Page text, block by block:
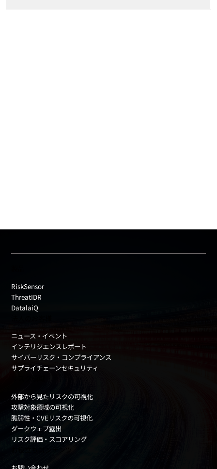
RiskSensor
ThreatIDR
DatalaiQ
外部から見たリスクの可視化
攻撃対象領域の可視化
脆弱性・CVEリスクの可視化
ダークウェブ露出
リスク評価・スコアリング
ニュース・イベント
インテリジエンスレポート
サイバーリスク・コンプライアンス
サプライチェーンセキュリティ